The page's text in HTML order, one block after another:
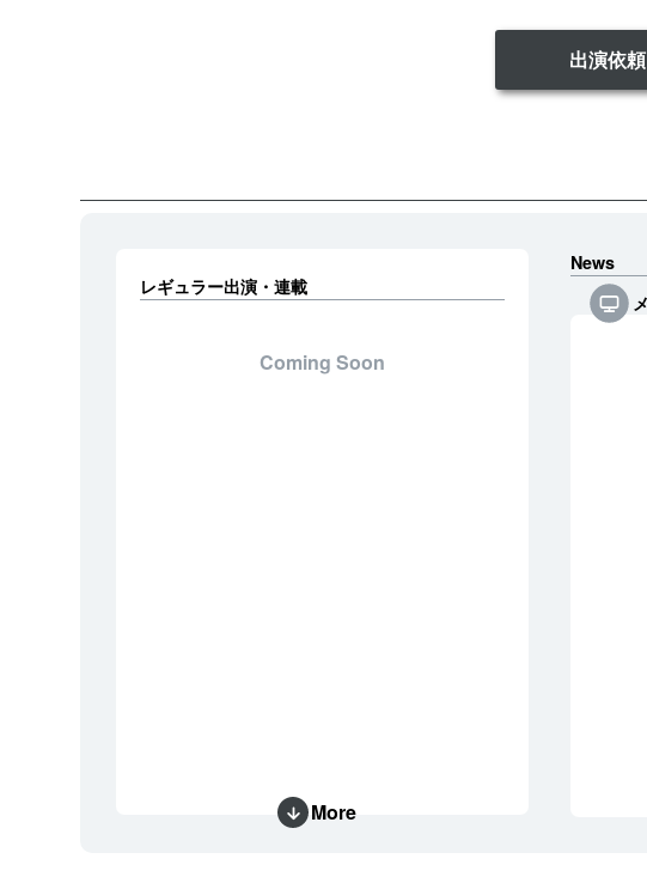
出演依
レギュラー出演・連載
Coming Soon
More
News